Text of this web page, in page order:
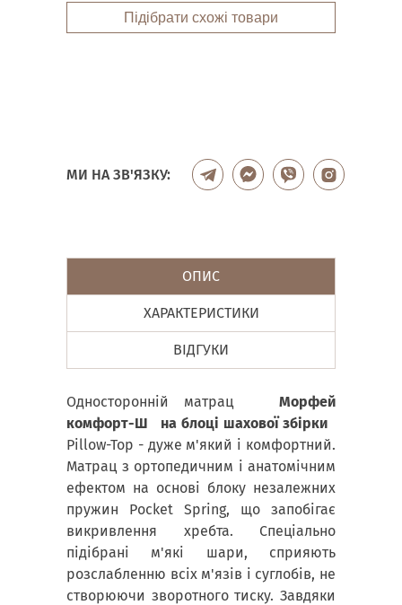
Підібрати схожі товари
МИ НА ЗВ'ЯЗКУ:
ОПИС
ХАРАКТЕРИСТИКИ
ВІДГУКИ
Односторонній матрац Морфей
комфорт-Ш на блоці шахової збірки
Pillow-Top - дуже м'який і комфортний.
Матрац з ортопедичним і анатомічним
ефектом на основі блоку незалежних
пружин Pocket Spring, що запобігає
викривлення хребта. Спеціально
підібрані м'які шари, сприяють
розслабленню всіх м'язів і суглобів, не
створюючи зворотного тиску. Завдяки